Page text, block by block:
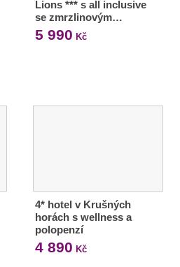
Lions *** s all inclusive
se zmrzlinovým…
5 990 Kč
4* hotel v Krušných
horách s wellness a
polopenzí
4 890 Kč